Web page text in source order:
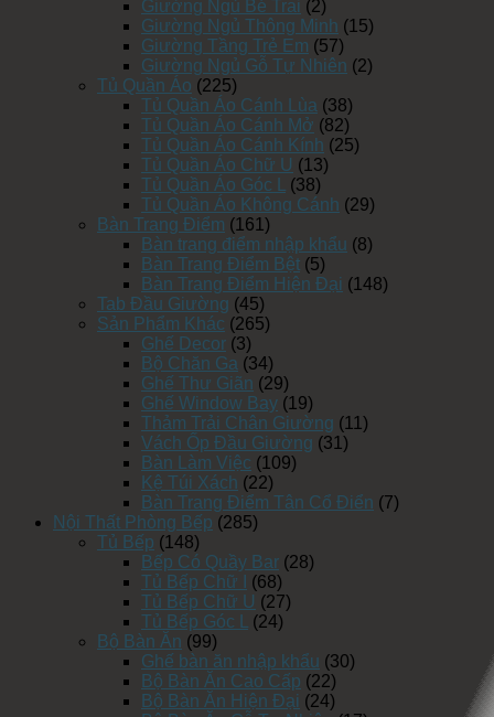
Giường Ngủ Bé Trai (2)
Giường Ngủ Thông Minh (15)
Giường Tầng Trẻ Em (57)
Giường Ngủ Gỗ Tự Nhiên (2)
Tủ Quần Áo (225)
Tủ Quần Áo Cánh Lùa (38)
Tủ Quần Áo Cánh Mở (82)
Tủ Quần Áo Cánh Kính (25)
Tủ Quần Áo Chữ U (13)
Tủ Quần Áo Góc L
(38)
Tủ Quần Áo Không Cánh (29)
Bàn Trang Điểm (161)
Bàn trang điểm nhập khẩu (8)
Bàn Trang Điểm Bệt (5)
Bàn Trang Điểm Hiện Đại (148)
Tab Đầu Giường (45)
Sản Phẩm Khác (265)
Ghế Decor (3)
Bộ Chăn Ga (34)
Ghế Thư Giãn (29)
Ghế Window Bay (19)
Thảm Trải Chân Giường (11)
Vách Ốp Đầu Giường (31)
Bàn Làm Việc (109)
Kệ Túi Xách (22)
Bàn Trang Điểm Tân Cổ Điển (7)
Nội Thất Phòng Bếp (285)
Tủ Bếp (148)
Bếp Có Quầy Bar (28)
Tủ Bếp Chữ I
(68)
Tủ Bếp Chữ U (27)
Tủ Bếp Góc L
(24)
Bộ Bàn Ăn (99)
Ghế bàn ăn nhập khẩu (30)
Bộ Bàn Ăn Cao Cấp (22)
Bộ Bàn Ăn Hiện Đại (24)